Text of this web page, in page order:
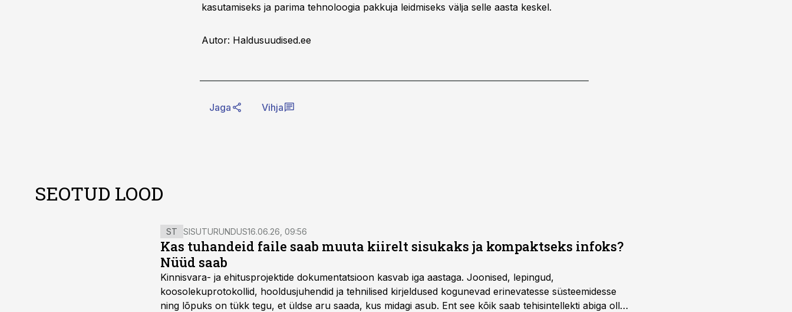
kasutamiseks ja parima tehnoloogia pakkuja leidmiseks välja selle aasta keskel.
Autor: Haldusuudised.ee
Jaga Vihja
SEOTUD LOOD
ST SISUTURUNDUS16.06.26, 09:56
Kas tuhandeid faile saab muuta kiirelt sisukaks ja kompaktseks infoks?
Nüüd saab
Kinnisvara- ja ehitusprojektide dokumentatsioon kasvab iga aastaga. Joonised, lepingud,
koosolekuprotokollid, hooldusjuhendid ja tehnilised kirjeldused kogunevad erinevatesse süsteemidesse
ning lõpuks on tükk tegu, et üldse aru saada, kus midagi asub. Ent see kõik saab tehisintellekti abiga olla